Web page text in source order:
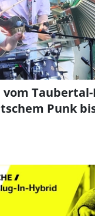
Taubertal-
Punk